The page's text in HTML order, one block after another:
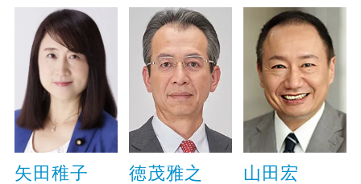
矢田稚子 徳茂雅之 山田宏